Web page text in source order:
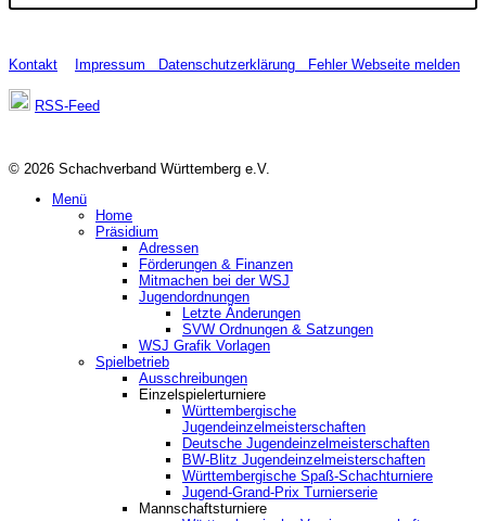
Kontakt Impressum Datenschutzerklärung Fehler Webseite melden
RSS-Feed
© 2026 Schachverband Württemberg e.V.
Menü
Home
Präsidium
Adressen
Förderungen & Finanzen
Mitmachen bei der WSJ
Jugendordnungen
Letzte Änderungen
SVW Ordnungen & Satzungen
WSJ Grafik Vorlagen
Spielbetrieb
Ausschreibungen
Einzelspielerturniere
Württembergische
Jugendeinzelmeisterschaften
Deutsche Jugendeinzelmeisterschaften
BW-Blitz Jugendeinzelmeisterschaften
Württembergische Spaß-Schachturniere
Jugend-Grand-Prix Turnierserie
Mannschaftsturniere